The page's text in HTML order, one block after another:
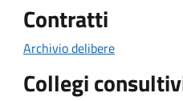
Contratti
Archivio delibere
Collegi